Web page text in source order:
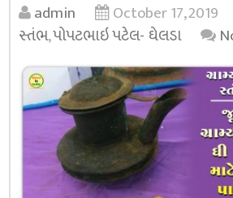
admin October 17, 2019
સ્તંભ,પોપટભાઇ પટેલ- ઘેલડા